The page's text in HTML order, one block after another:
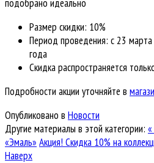
подобрано идеально
Размер скидки: 10%
Период проведения: с 23
года
Скидка распространяется
Подробности акции уточняйте в
Опубликовано в Новости
Другие материалы в этой категории:
«Эмаль» Акция! Скидка 10% на
Наверх